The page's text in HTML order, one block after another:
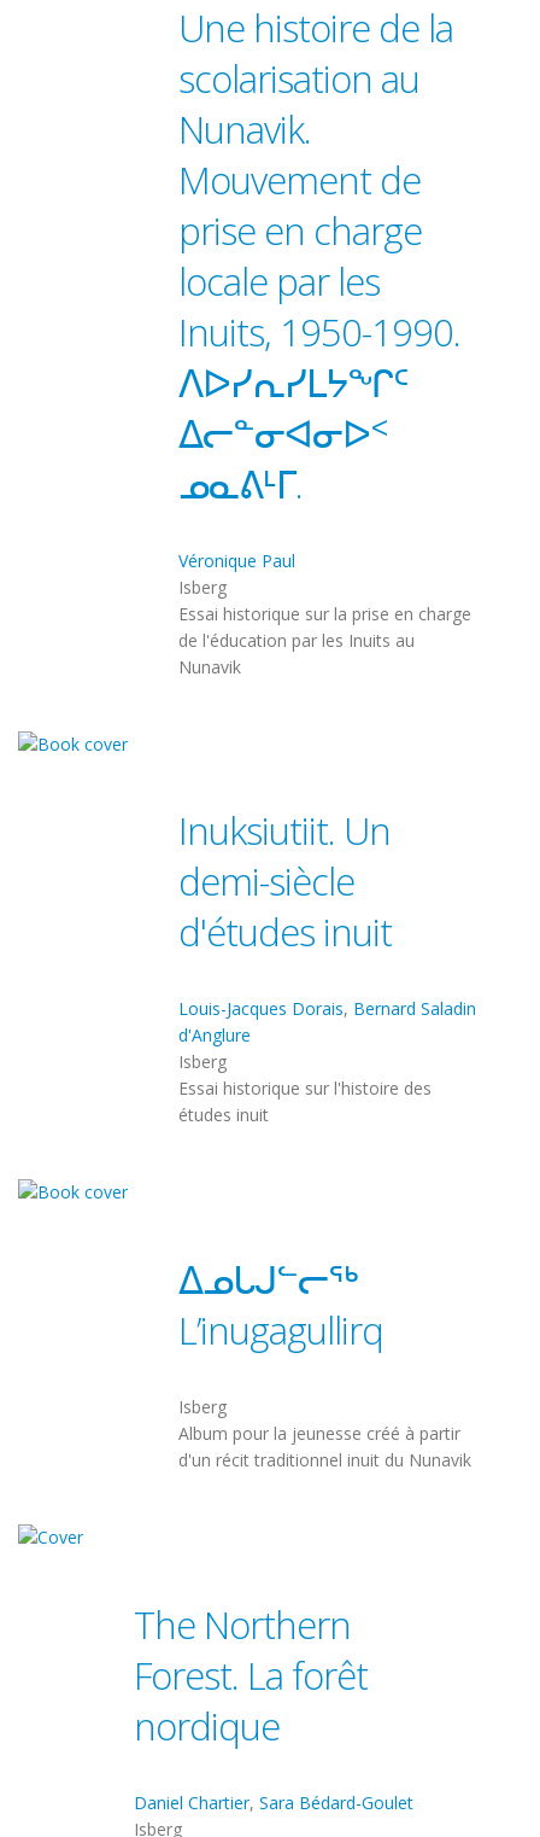
Une histoire de la
scolarisation au
Nunavik.
Mouvement de
prise en charge
locale par les
Inuits, 1950-1990.
ᐱᐅᓯᕆᓯᒪᔭᖏᑦ
ᐃᓕᓐᓂᐊᓂᐅᑉ
ᓄᓇᕕᒻᒥ.
Véronique Paul
Isberg
Essai historique sur la prise en charge
de l'éducation par les Inuits au
Nunavik
Inuksiutiit. Un
demi-siècle
d'études inuit
Louis-Jacques Dorais, Bernard Saladin
d'Anglure
Isberg
Essai historique sur l'histoire des
études inuit
ᐃᓄᒐᒍᓪᓕᖅ
L’inugagullirq
Isberg
Album pour la jeunesse créé à partir
d'un récit traditionnel inuit du Nunavik
The Northern
Forest. La forêt
nordique
Daniel Chartier, Sara Bédard-Goulet
Isberg